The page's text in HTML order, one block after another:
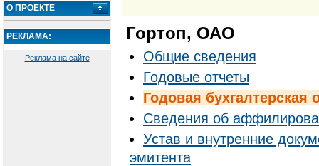
О ПРОЕКТЕ
РЕКЛАМА:
Реклама на сайте
Гортоп, ОАО
Общие сведения
Годовые отчеты
Годовая бухгалтерская
Cведения об
Устав и внутренние
эмитента